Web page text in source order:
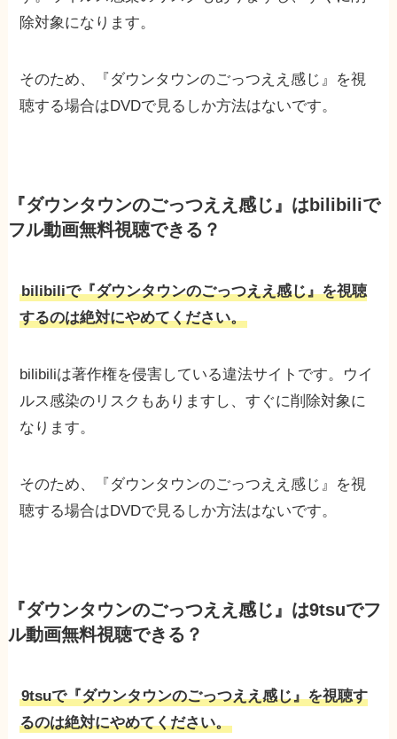
除対象になります。
そのため、『ダウンタウンのごっつええ感じ』を視
聴する場合はDVDで見るしか方法はないです。
『ダウンタウンのごっつええ感じ』はbilibiliで
フル動画無料視聴できる？
bilibiliで『ダウンタウンのごっつええ感じ』を視聴
するのは絶対にやめてください。
bilibiliは著作権を侵害している違法サイトです。ウイ
ルス感染のリスクもありますし、すぐに削除対象に
なります。
そのため、『ダウンタウンのごっつええ感じ』を視
聴する場合はDVDで見るしか方法はないです。
『ダウンタウンのごっつええ感じ』は9tsuでフ
ル動画無料視聴できる？
9tsuで『ダウンタウンのごっつええ感じ』を視聴す
るのは絶対にやめてください。